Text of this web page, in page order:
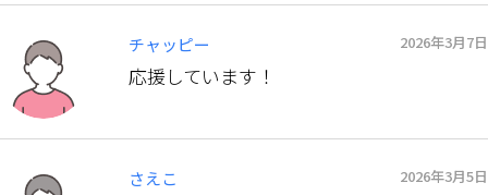
チャッピー 2026年3月7日
応援しています！
さえこ 2026年3月5日